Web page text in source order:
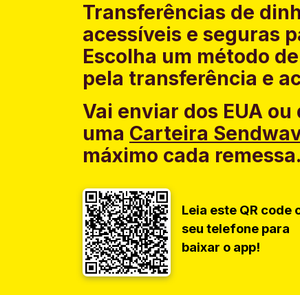
Transferências de
acessíveis e seguras
Escolha um método
pela transferência e
Vai enviar dos EUA ou
uma Carteira
máximo cada remessa.
Leia este QR code
seu telefone para
baixar o app!